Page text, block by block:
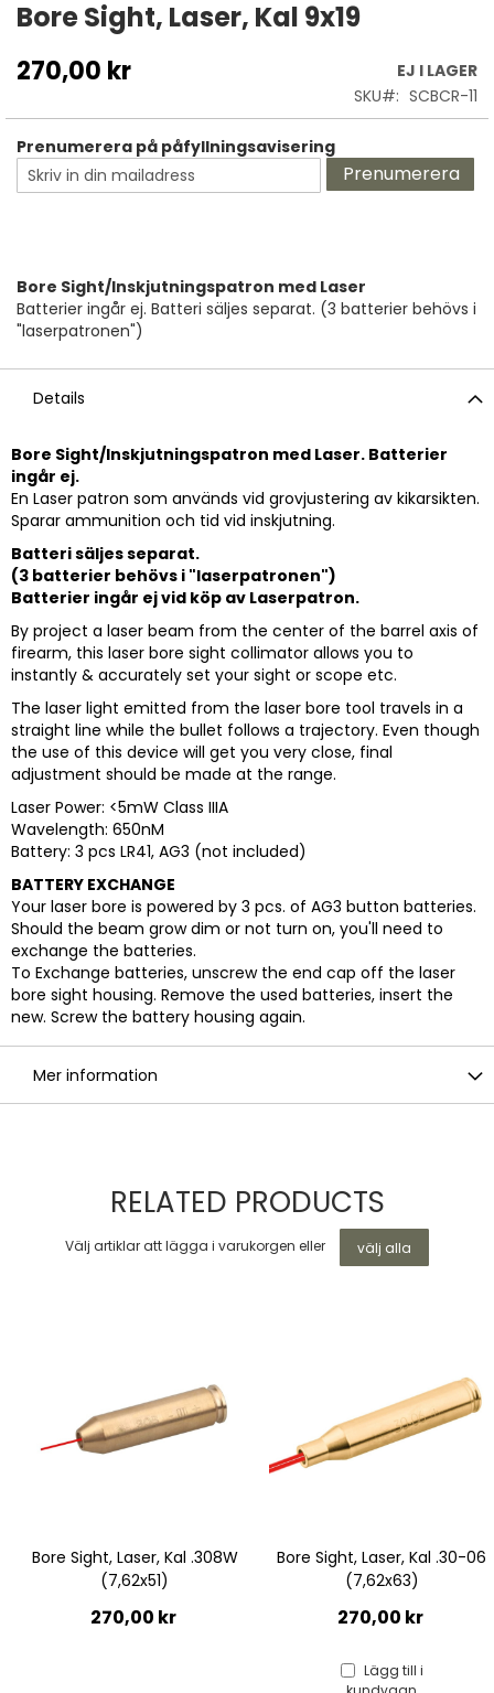
till
början
bildgalleriet
Bore Sight, Laser, Kal 9x19
270,00 kr
EJ I LAGER
SKU
SCBCR-11
Prenumerera på påfyllningsavisering
Prenumerera
Bore Sight/Inskjutningspatron med Laser
Batterier ingår ej. Batteri säljes separat. (3 batterier behövs i
"laserpatronen")
Details
Bore Sight/Inskjutningspatron med Laser. Batterier
ingår ej.
En Laser patron som används vid grovjustering av kikarsikten.
Sparar ammunition och tid vid inskjutning.
Batteri säljes separat.
(3 batterier behövs i "laserpatronen")
Batterier ingår ej vid köp av Laserpatron.
By project a laser beam from the center of the barrel axis of
firearm, this laser bore sight collimator allows you to
instantly & accurately set your sight or scope etc.
The laser light emitted from the laser bore tool travels in a
straight line while the bullet follows a trajectory. Even though
the use of this device will get you very close, final
adjustment should be made at the range.
Laser Power: <5mW Class IIIA
Wavelength: 650nM
Battery: 3 pcs LR41, AG3 (not included)
BATTERY EXCHANGE
Your laser bore is powered by 3 pcs. of AG3 button batteries.
Should the beam grow dim or not turn on, you'll need to
exchange the batteries.
To Exchange batteries, unscrew the end cap off the laser
bore sight housing. Remove the used batteries, insert the
new. Screw the battery housing again.
Mer information
RELATED PRODUCTS
Välj artiklar att lägga i varukorgen eller välj alla
Bore Sight, Laser, Kal .30-06
(7,62x63)
270,00 kr
Bore Sight, Laser, Kal
Hagelgevär
270,00 kr